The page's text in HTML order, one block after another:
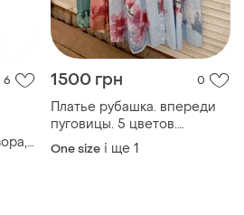
6 1500 грн 0
Платье рубашка. впереди
пуговицы. 5 цветов.
размеры есть. ткань коттон
One size і ще 1